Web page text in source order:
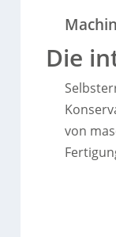
Die
von